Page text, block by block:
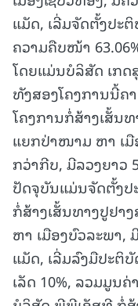
ແມັດ, ເລີ່ມຈັດຕັ້ງປະ
ຄວາມຄືບໜ້າ
ໂດຍແມ່ນບໍລິສັດ ເກ
ທັງສອງໂຄງການນີ້ຄາ
ໂຄງການກໍ່ສ້າງເສັ້ນ
ແຍກປ່າໜາມ ຫາ ເມື
ກວ່າກີບ, ມີລວງຍາວ
ປັດຈຸບັນແມ່ນຈັດຕັ້ງປ
ກໍ່ສ້າງເສັ້ນທາງປູຢາ
ຫາ ເມືອງບົວລະພາ,
ແມັດ, ເລີ່ມລົງມືປະຕິ
ເລັດ 10%, ລວມມູນ